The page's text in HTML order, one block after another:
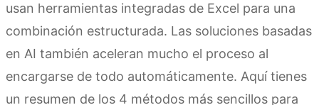
usan herramientas integradas de Excel para una
combinación estructurada. Las soluciones basadas
en AI también aceleran mucho el proceso al
encargarse de todo automáticamente. Aquí tienes
un resumen de los 4 métodos más sencillos para